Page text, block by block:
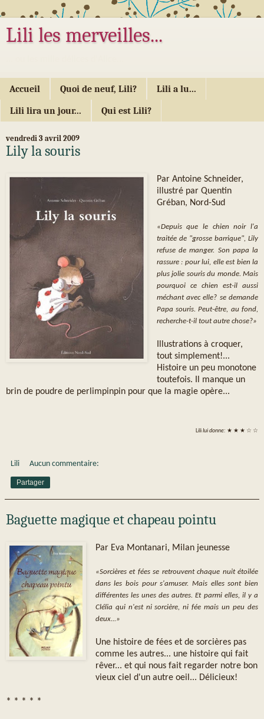
Lili les merveilles...
Accueil Quoi de neuf, Lili? Lili a lu...
Lili lira un jour... Qui est Lili?
vendredi 3 avril 2009
Lily la souris
Par Antoine Schneider,
illustré par Quentin
Gréban, Nord-Sud
«Depuis que le chien noir l'a
traitée de "grosse barrique", Lily
refuse de manger. Son papa la
rassure : pour lui, elle est bien la
plus jolie souris du monde. Mais
pourquoi ce chien est-il aussi
méchant avec elle? se demande
Papa souris. Peut-être, au fond,
recherche-t-il tout autre chose?»
Illustrations à croquer,
tout simplement!...
Histoire un peu monotone
toutefois. Il manque un
brin de poudre de perlimpinpin pour que la magie opère...
Lililui donne: ★ ★ ★ ☆ ☆
Lili Aucun commentaire:
Partager
Baguette magique et chapeau pointu
Par Eva Montanari, Milan jeunesse
«Sorcières et fées se retrouvent chaque nuit étoilée
dans les bois pour s'amuser. Mais elles sont bien
différentes les unes des autres. Et parmi elles, il y a
Clélia qui n'est ni sorcière, ni fée mais un peu des
deux...»
Une histoire de fées et de sorcières pas
comme les autres... une histoire qui fait
rêver... et qui nous fait regarder notre bon
vieux ciel d'un autre oeil... Délicieux!
* * * * *